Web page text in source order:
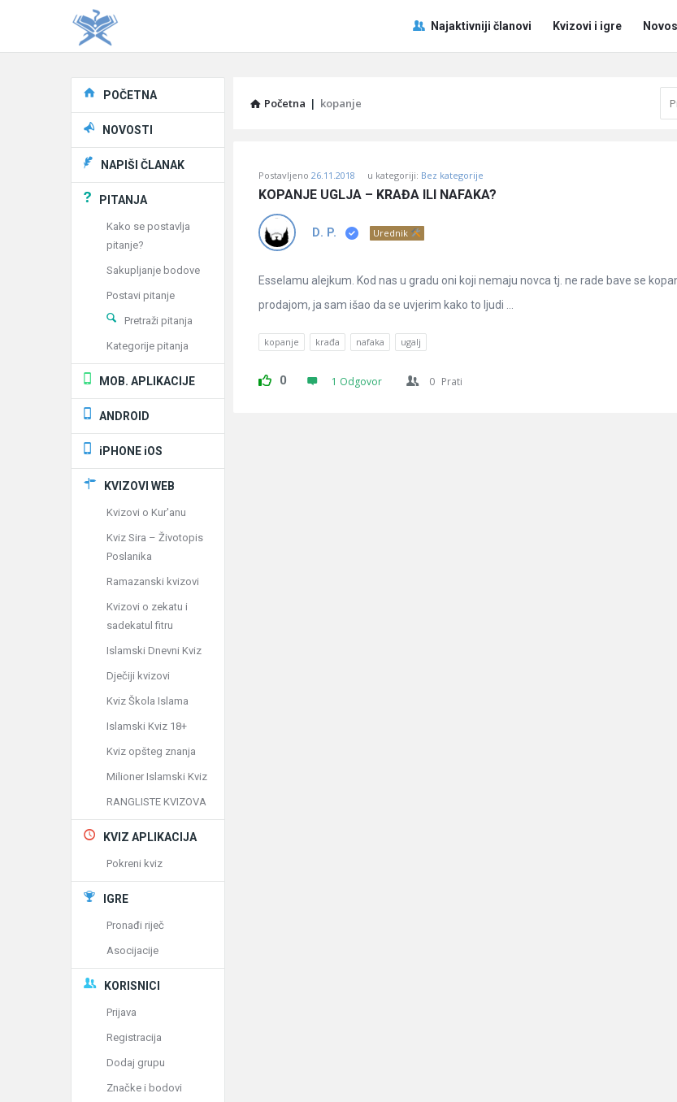
Pitaj
Učene
Najaktivniji članovi Kvizovi i igre
Početna | kopanje
Učene
Latest
Pitanja
Postavljeno 26.11.2018 u kategoriji: Bez kategorije
KOPANJE UGLJA – KRAĐA ILI NAFAKA?
D. P. Urednik
Esselamu alejkum. Kod nas u gradu oni koji nemaju novca tj. ne rade bave se
prodajom, ja sam išao da se uvjerim kako to ljudi ...
kopanje krađa nafaka ugalj
0 1 Odgovor 0 Prati
Explore
POČETNA
NOVOSTI
NAPIŠI ČLANAK
PITANJA
Kako se postavlja
pitanje?
Sakupljanje bodove
Postavi pitanje
Pretraži pitanja
Kategorije pitanja
MOB. APLIKACIJE
ANDROID
iPHONE iOS
KVIZOVI WEB
Kvizovi o Kur'anu
Kviz Sira – Životopis
Poslanika
Ramazanski kvizovi
Kvizovi o zekatu i
sadekatul fitru
Islamski Dnevni Kviz
Dječiji kvizovi
Kviz Škola Islama
Islamski Kviz 18+
Kviz opšteg znanja
Milioner Islamski Kviz
RANGLISTE KVIZOVA
KVIZ APLIKACIJA
Pokreni kviz
IGRE
Pronađi riječ
Asocijacije
KORISNICI
Prijava
Registracija
Dodaj grupu
Značke i bodovi